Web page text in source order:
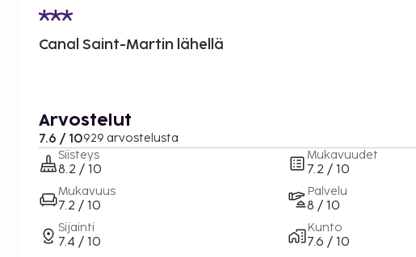
Canal Saint-Martin lähellä
Arvostelut
7.6 / 10929 arvostelusta
Siisteys
8.2 / 10
Mukavuus
7.2 / 10
Sijainti
7.4 / 10
Mukavuudet
7.2 / 10
Palvelu
8 / 10
Kunto
7.6 / 10